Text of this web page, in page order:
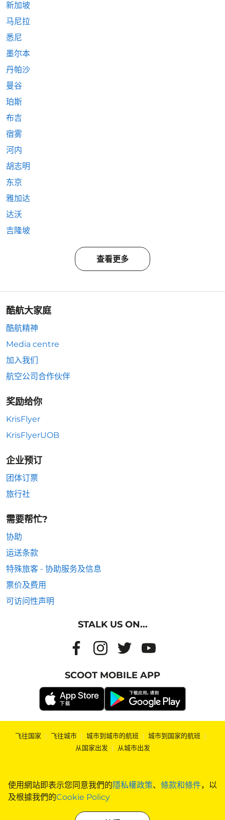
使用網站即表示您同意我們的隱私權政策、 條款和條件，以
及根據我們的Cookie Policy
新加坡
马尼拉
悉尼
墨尔本
丹帕沙
曼谷
珀斯
布吉
宿雾
河内
胡志明
东京
雅加达
达沃
吉隆坡
查看更多
酷航大家庭
酷航精神
Media centre
加入我们
航空公司合作伙伴
奖励给你
KrisFlyer
KrisFlyerUOB
企业预订
团体订票
旅行社
需要帮忙?
协助
运送条款
特殊旅客 - 协助服务及信息
票价及费用
可访问性声明
STALK US ON...
SCOOT MOBILE APP
飞往国家 | 飞往城市 | 城市到城市的航班 | 城市到国家的航班 |
从国家出发 | 从城市出发